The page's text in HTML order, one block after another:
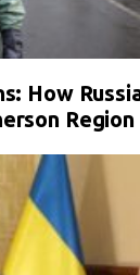
How
Region